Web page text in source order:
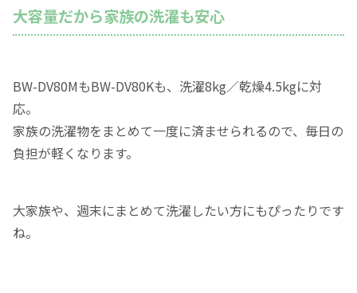
大容量だから家族の洗濯も安心
BW-DV80MもBW-DV80Kも、洗濯8kg／乾燥4.5kgに対
応。
家族の洗濯物をまとめて一度に済ませられるので、毎日の
負担が軽くなります。
大家族や、週末にまとめて洗濯したい方にもぴったりです
ね。